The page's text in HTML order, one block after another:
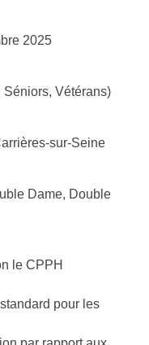
2025
Vétérans)
sur-Seine
Dame, Double
le CPPH
pour les